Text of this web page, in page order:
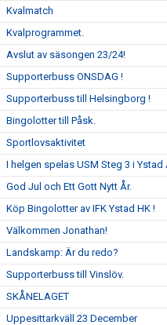
Kvalmatch
Kvalprogrammet.
Avslut av säsongen 23/24!
Supporterbuss ONSDAG !
Supporterbuss till Helsingborg !
Bingolotter till Påsk.
Sportlovsaktivitet
I helgen spelas USM Steg 3 i Ystad
God Jul och Ett Gott Nytt År.
Köp Bingolotter av IFK Ystad HK !
Välkommen Jonathan!
Landskamp: Är du redo?
Supporterbuss till Vinslöv.
SKÅNELAGET
Uppesittarkväll 23 December